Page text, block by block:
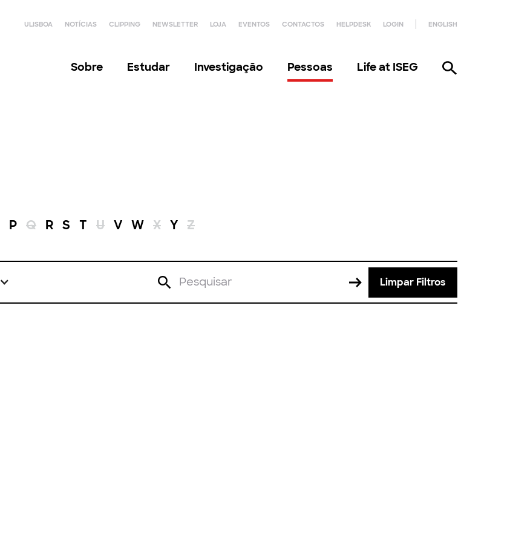
ULISBOA NOTÍCIAS CLIPPING NEWSLETTER LOJA EVENTOS CONTACTOS HELPDESK LOGIN ENGLISH
Sobre Estudar Investigação Pessoas Life at ISEG
P Q R S T U V W X Y Z
Limpar Filtros